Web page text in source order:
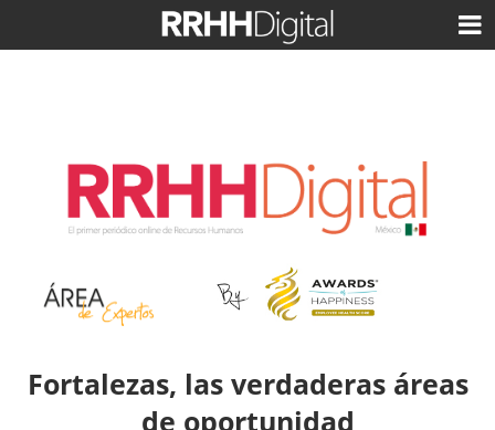
Fortalezas, las verdaderas áreas
de oportunidad